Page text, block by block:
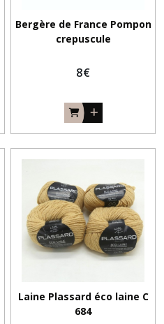
Bergère de France Pompon
crepuscule
8€
Laine Plassard éco laine C
684